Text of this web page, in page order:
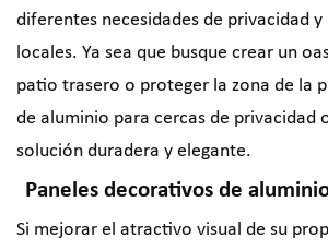
diferentes necesidades de privacidad
locales. Ya sea que busque crear un
patio trasero o proteger la zona de la
de aluminio para cercas de privacidad
solución duradera y elegante.
Paneles decorativos de
Si mejorar el atractivo visual de su